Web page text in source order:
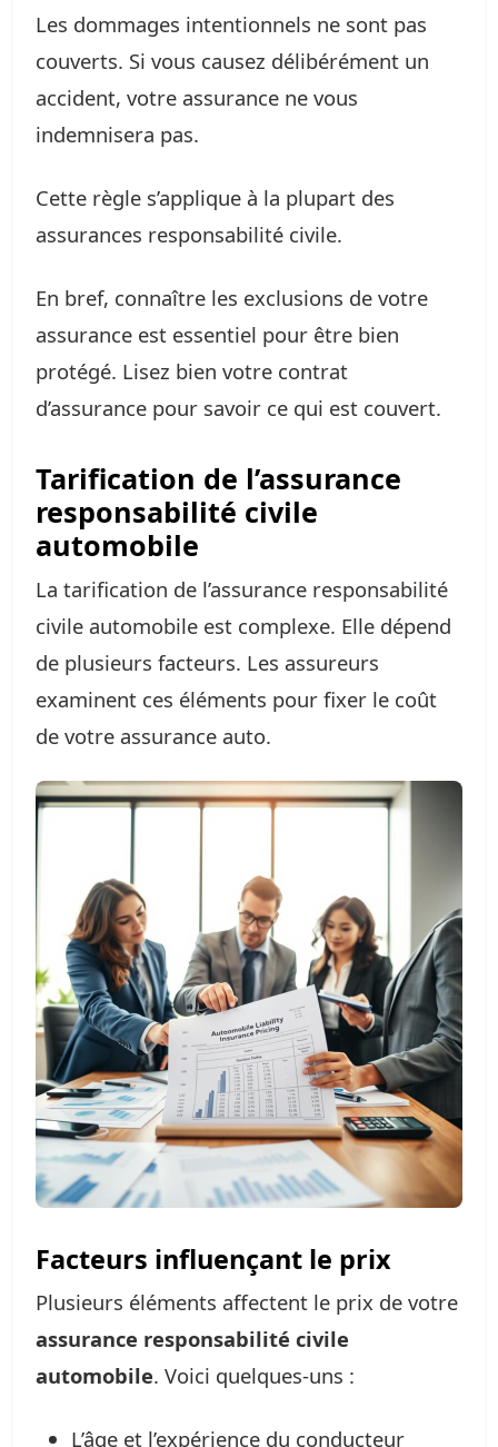
Les dommages intentionnels ne sont pas
couverts. Si vous causez délibérément un
accident, votre assurance ne vous
indemnisera pas.
Cette règle s’applique à la plupart des
assurances responsabilité civile.
En bref, connaître les exclusions de votre
assurance est essentiel pour être bien
protégé. Lisez bien votre contrat
d’assurance pour savoir ce qui est couvert.
Tarification de l’assurance
responsabilité civile
automobile
La tarification de l’assurance responsabilité
civile automobile est complexe. Elle dépend
de plusieurs facteurs. Les assureurs
examinent ces éléments pour fixer le coût
de votre assurance auto.
Facteurs influençant le prix
Plusieurs éléments affectent le prix de votre
assurance responsabilité civile
automobile. Voici quelques-uns :
L’âge et l’expérience du conducteur